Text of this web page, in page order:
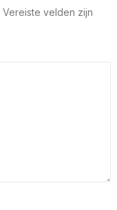
Vereiste velden zijn